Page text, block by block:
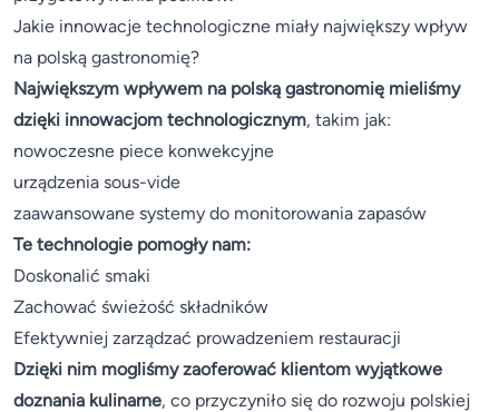
Jakie innowacje technologiczne miały największy wpływ
na polską gastronomię?
Największym wpływem na polską gastronomię mieliśmy
dzięki innowacjom technologicznym, takim jak:
nowoczesne piece konwekcyjne
urządzenia sous-vide
zaawansowane systemy do monitorowania zapasów
Te technologie pomogły nam:
Doskonalić smaki
Zachować świeżość składników
Efektywniej zarządzać prowadzeniem restauracji
Dzięki nim mogliśmy zaoferować klientom wyjątkowe
doznania kulinarne, co przyczyniło się do rozwoju polskiej